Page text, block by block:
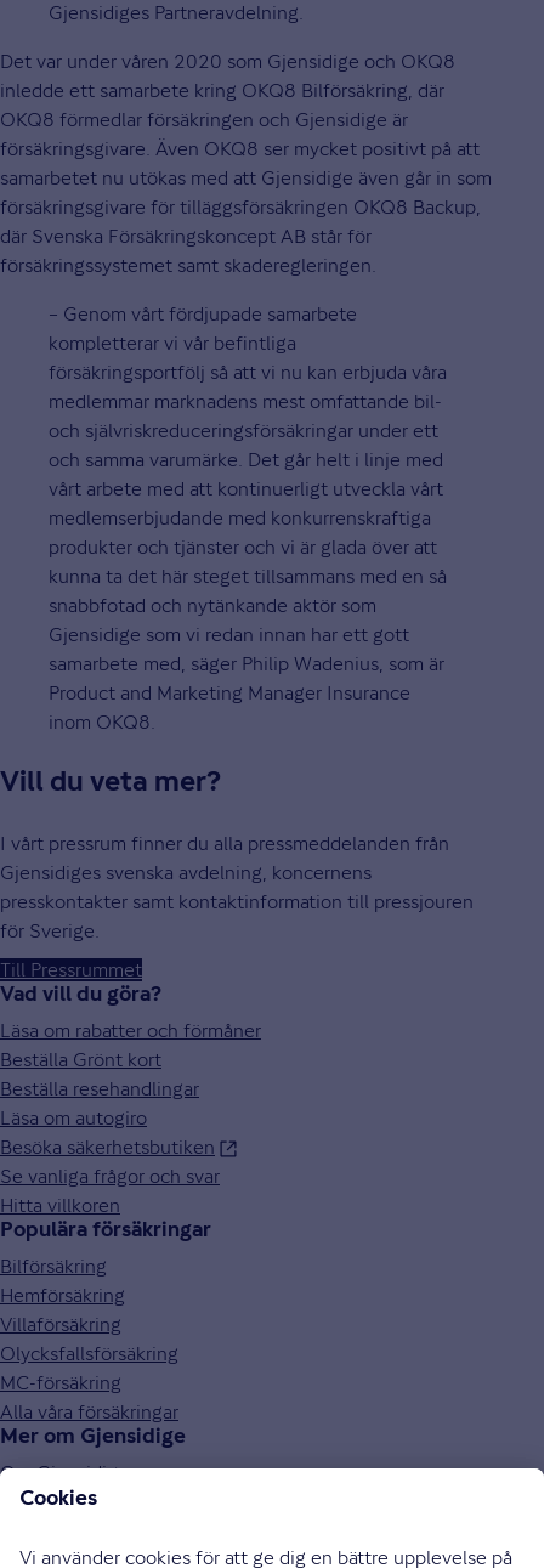
Gjensidiges Partneravdelning.
Det var under våren 2020 som Gjensidige och OKQ8
inledde ett samarbete kring OKQ8 Bilförsäkring, där
OKQ8 förmedlar försäkringen och Gjensidige är
försäkringsgivare. Även OKQ8 ser mycket positivt på att
samarbetet nu utökas med att Gjensidige även går in som
försäkringsgivare för tilläggsförsäkringen OKQ8 Backup,
där Svenska Försäkringskoncept AB står för
försäkringssystemet samt skaderegleringen.
– Genom vårt fördjupade samarbete
kompletterar vi vår befintliga
försäkringsportfölj så att vi nu kan erbjuda våra
medlemmar marknadens mest omfattande bil-
och självriskreduceringsförsäkringar under ett
och samma varumärke. Det går helt i linje med
vårt arbete med att kontinuerligt utveckla vårt
medlemserbjudande med konkurrenskraftiga
produkter och tjänster och vi är glada över att
kunna ta det här steget tillsammans med en så
snabbfotad och nytänkande aktör som
Gjensidige som vi redan innan har ett gott
samarbete med, säger Philip Wadenius, som är
Product and Marketing Manager Insurance
inom OKQ8.
Vill du veta mer?
I vårt pressrum finner du alla pressmeddelanden från
Gjensidiges svenska avdelning, koncernens
presskontakter samt kontaktinformation till pressjouren
för Sverige.
Till Pressrummet
Vad vill du göra?
Läsa om rabatter och förmåner
Beställa Grönt kort
Beställa resehandlingar
Läsa om autogiro
Besöka säkerhetsbutiken
Se vanliga frågor och svar
Hitta villkoren
Populära försäkringar
Bilförsäkring
Hemförsäkring
Villaförsäkring
Olycksfallsförsäkring
MC-försäkring
Alla våra försäkringar
Mer om Gjensidige
Om Gjensidige
Jobba hos oss
Press och media